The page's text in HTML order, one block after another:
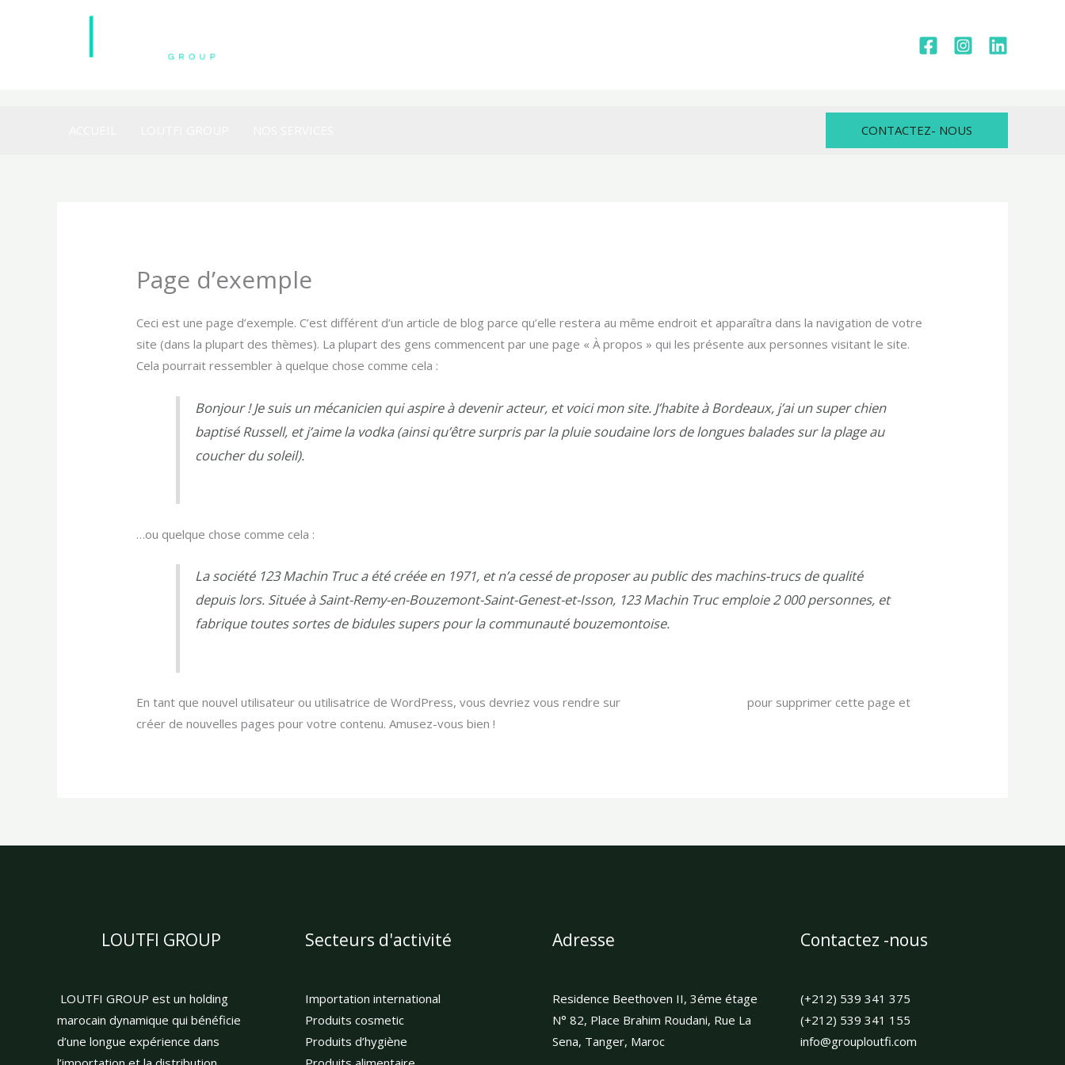
CONTACTEZ- NOUS
Page d’exemple
Ceci est une page d’exemple. C’est différent d’un article de blog parce qu’elle restera au même endroit et apparaîtra dans la navigation de votre
site (dans la plupart des thèmes). La plupart des gens commencent par une page « À propos » qui les présente aux personnes visitant le site.
Cela pourrait ressembler à quelque chose comme cela :
Bonjour ! Je suis un mécanicien qui aspire à devenir acteur, et voici mon site. J’habite à Bordeaux, j’ai un super chien
baptisé Russell, et j’aime la vodka (ainsi qu’être surpris par la pluie soudaine lors de longues balades sur la plage au
coucher du soleil).
…ou quelque chose comme cela :
La société 123 Machin Truc a été créée en 1971, et n’a cessé de proposer au public des machins-trucs de qualité
depuis lors. Située à Saint-Remy-en-Bouzemont-Saint-Genest-et-Isson, 123 Machin Truc emploie 2 000 personnes, et
fabrique toutes sortes de bidules supers pour la communauté bouzemontoise.
En tant que nouvel utilisateur ou utilisatrice de WordPress, vous devriez vous rendre sur
pour supprimer cette page et
créer de nouvelles pages pour votre contenu. Amusez-vous bien !
LOUTFI GROUP
LOUTFI GROUP est un holding
marocain dynamique qui bénéficie
d’une longue expérience dans
Secteurs d'activité
Importation international
Produits cosmetic
Produits d’hygiène
Adresse
Residence Beethoven II, 3éme étage
N° 82, Place Brahim Roudani, Rue La
Sena, Tanger, Maroc
Contactez -nous
(+212) 539 341 375
(+212) 539 341 155
info@grouploutfi.com